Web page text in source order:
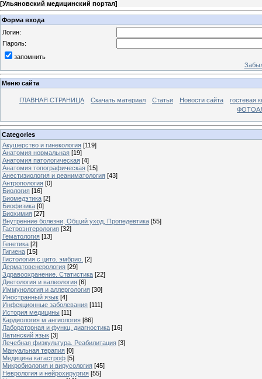
[Ульяновский медицинский портал]
Форма входа
Логин:
Пароль:
запомнить
Меню сайта
ГЛАВНАЯ СТРАНИЦА Скачать материал Статьи Новости сайта
гостевая
Categories
Акушерство и гинекология [119]
Анатомия нормальная [19]
Анатомия патологическая [4]
Анатомия топографическая [15]
Анестизиология и реаниматология [43]
Антропология [0]
Биология [16]
Биомедэтика [2]
Биофизика [0]
Биохимия [27]
Внутренние болезни, Общий уход, Пропедевтика [55]
Гастроэнтерология [32]
Гематология [13]
Генетика [2]
Гигиена [15]
Гистология с цито. эмбрио. [2]
Дерматовенерология [29]
Здравоохранение. Статистика [22]
Диетология и валеология [6]
Иммунология и аллергология [30]
Иностранный язык [4]
Инфекционные заболевания [111]
История медицины [11]
Кардиология м ангиология [86]
Лабораторная и функц. диагностика [16]
Латинский язык [3]
Лечебная физкультура. Реабилитация [3]
Мануальная терапия [0]
Медицина катастроф [5]
Микробиология и вирусология [45]
Неврология и нейрохирургия [55]